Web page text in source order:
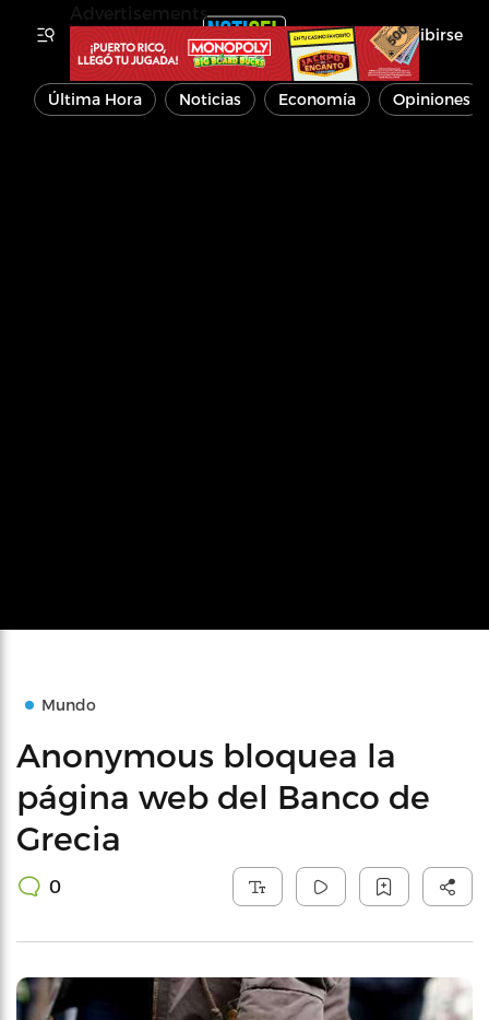
Inscribirse
Última Hora Noticias Economía Opiniones
Mundo
Anonymous bloquea la
página web del Banco de
Grecia
0
Advertisements